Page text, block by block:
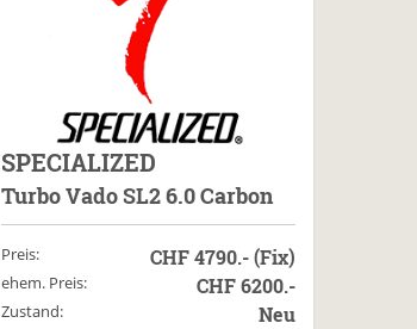
SPECIALIZED
Turbo Vado SL2 6.0 Carbon
Preis: CHF 4790.- (Fix)
ehem. Preis: CHF 6200.-
Zustand: Neu